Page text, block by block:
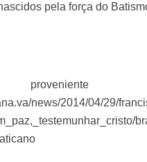
pela força do
news/2014/04/29/